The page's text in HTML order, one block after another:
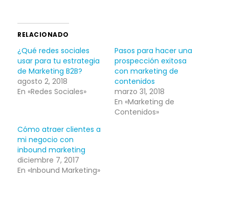
RELACIONADO
¿Qué redes sociales
usar para tu estrategia
de Marketing B2B?
agosto 2, 2018
En «Redes Sociales»
Pasos para hacer una
prospección exitosa
con marketing de
contenidos
marzo 31, 2018
En «Marketing de
Contenidos»
Cómo atraer clientes a
mi negocio con
inbound marketing
diciembre 7, 2017
En «Inbound Marketing»